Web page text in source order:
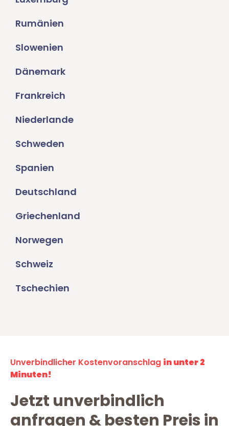
Rumänien
Slowenien
Dänemark
Frankreich
Niederlande
Schweden
Spanien
Deutschland
Griechenland
Norwegen
Schweiz
Tschechien
Unverbindlicher Kostenvoranschlag in unter 2
Minuten!
Jetzt unverbindlich
anfragen & besten Preis in